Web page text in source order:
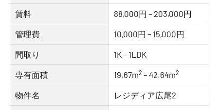
賃料 88,000円 – 203,000円
管理費 10,000円 – 15,000円
間取り 1K – 1LDK
専有面積 19.67m2 – 42.64m2
物件名 レジディア広尾2